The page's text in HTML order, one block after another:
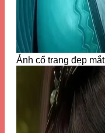
Ảnh cổ trang đẹp